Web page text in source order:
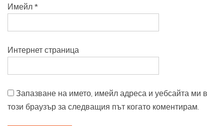
Имейл *
Интернет страница
Запазване на името, имейл адреса и уебсайта ми в
този браузър за следващия път когато коментирам.